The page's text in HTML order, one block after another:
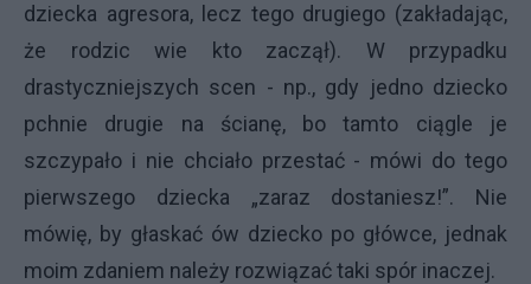
dziecka agresora, lecz tego drugiego (zakładając,
że rodzic wie kto zaczął). W przypadku
drastyczniejszych scen - np., gdy jedno dziecko
pchnie drugie na ścianę, bo tamto ciągle je
szczypało i nie chciało przestać - mówi do tego
pierwszego dziecka „zaraz dostaniesz!”. Nie
mówię, by głaskać ów dziecko po główce, jednak
moim zdaniem należy rozwiązać taki spór inaczej.